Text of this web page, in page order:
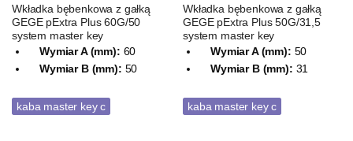
Wkładka bębenkowa z gałką
GEGE pExtra Plus 60G/50
system master key
Wymiar A (mm): 60
Wymiar B (mm): 50
kaba master key c
Wkładka bębenkowa z gałką
GEGE pExtra Plus 50G/31,5
system master key
Wymiar A (mm): 50
Wymiar B (mm): 31
kaba master key c